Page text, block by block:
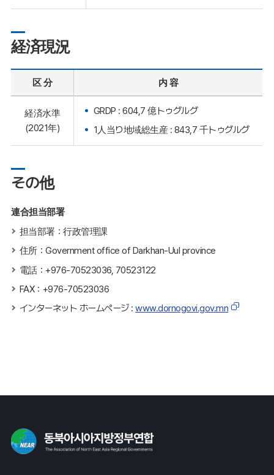
経済現況
区 分 内 容
経済水準
(2021年)
GRDP : 604,7 億トゥグルグ
1人当り地域総生産 : 843,7 千トゥグルグ
その他
連合担当部署
担当部署：行政管理課
住所：Government office of Darkhan-Uul province
電話：+976-70523036, 70523122
FAX：+976-70523036
インターネット ホームページ : www.dornogovi.gov.mn